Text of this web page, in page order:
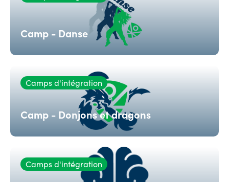
Camp - Danse
Camps d'intégration
Camp - Donjons et dragons
Camps d'intégration